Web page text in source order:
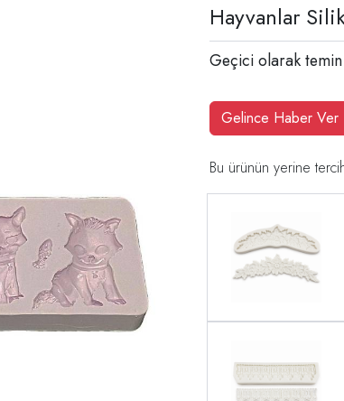
Hayvanlar
Geçici olarak
Gelince Haber Ver
Bu ürünün yerine